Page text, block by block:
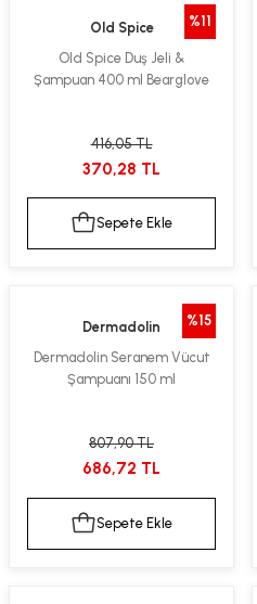
%11
Old Spice
Old Spice Duş Jeli &
Şampuan 400 ml Bearglove
416,05 TL
370,28 TL
Sepete Ekle
%15
Dermadolin
Dermadolin Seranem Vücut
Şampuanı 150 ml
807,90 TL
686,72 TL
Sepete Ekle